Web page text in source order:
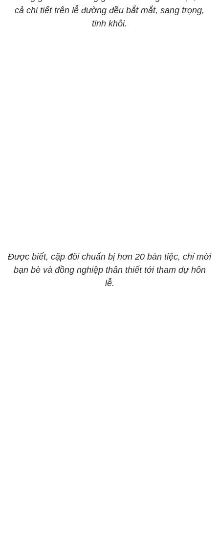
cả chi tiết trên lễ đường đều bắt mắt, sang trọng,
tinh khôi.
Được biết, cặp đôi chuẩn bị hơn 20 bàn tiệc, chỉ mời
bạn bè và đồng nghiệp thân thiết tới tham dự hôn
lễ.